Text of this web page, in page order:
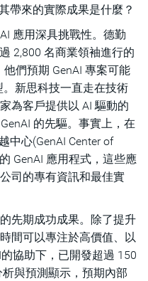
帶來的實際成果是什麼？
應用深具挑戰性。德勤
2,800 名商業領袖進行的
們預期 GenAI 專案可能
新思科技一直走在技術
為客戶提供以 AI 驅動的
的先驅。事實上，在
中心(GenAI Center of
GenAI 應用程式，這些應
司的專有資訊和最佳實
先期成功成果。除了提升
間可以專注於高價值、以
協助下，已開發超過 150
與預測顯示，預期內部